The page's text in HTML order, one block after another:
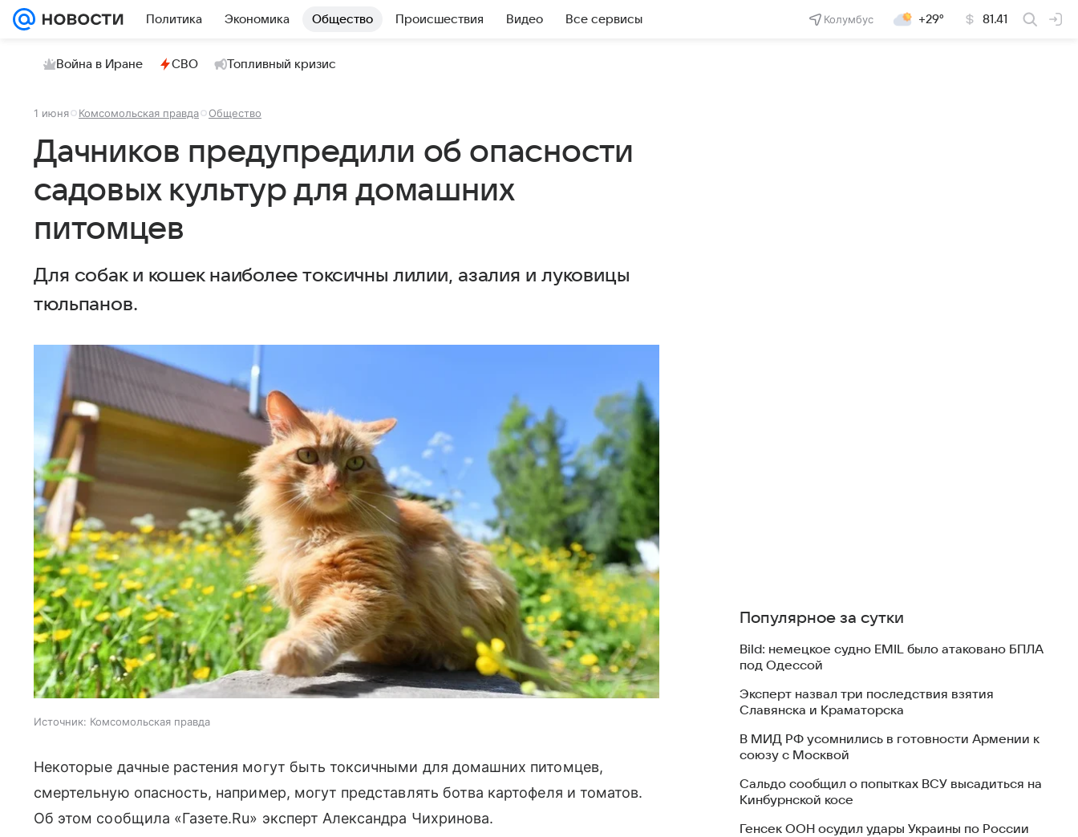
Политика Экономика Общество Происшествия Видео Все сервисы Колумбус +29° 81.41
Война в Иране СВО Топливный кризис
1 июня Комсомольская правда Общество
Дачников предупредили об опасности
садовых культур для домашних
питомцев
Для собак и кошек наиболее токсичны лилии, азалия и луковицы
тюльпанов.
Источник: Комсомольская правда
Некоторые дачные растения могут быть токсичными для домашних питомцев,
смертельную опасность, например, могут представлять ботва картофеля и томатов.
Об этом сообщила «Газете.Ru» эксперт Александра Чихринова.
Популярное за сутки
Bild: немецкое судно EMIL было атаковано БПЛА
под Одессой
Эксперт назвал три последствия взятия
Славянска и Краматорска
В МИД РФ усомнились в готовности Армении к
союзу с Москвой
Сальдо сообщил о попытках ВСУ высадиться на
Кинбурнской косе
Генсек ООН осудил удары Украины по России